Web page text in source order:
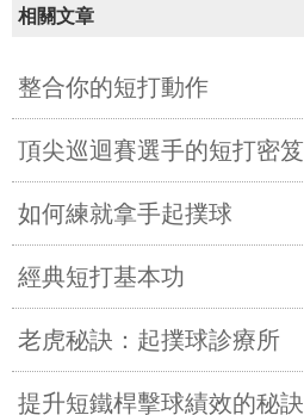
相關文章
整合你的短打動作
頂尖巡迴賽選手的短打密笈
如何練就拿手起撲球
經典短打基本功
老虎秘訣：起撲球診療所
提升短鐵桿擊球績效的秘訣